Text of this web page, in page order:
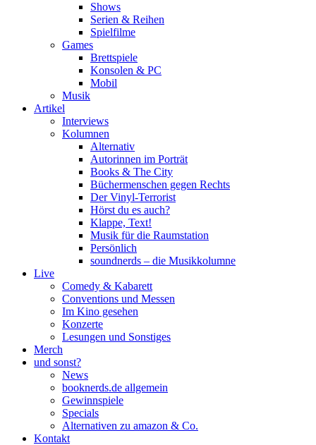
Shows
Serien & Reihen
Spielfilme
Games
Brettspiele
Konsolen & PC
Mobil
Musik
Artikel
Interviews
Kolumnen
Alternativ
Autorinnen im Porträt
Books & The City
Büchermenschen gegen Rechts
Der Vinyl-Terrorist
Hörst du es auch?
Klappe, Text!
Musik für die Raumstation
Persönlich
soundnerds – die Musikkolumne
Live
Comedy & Kabarett
Conventions und Messen
Im Kino gesehen
Konzerte
Lesungen und Sonstiges
Merch
und sonst?
News
booknerds.de allgemein
Gewinnspiele
Specials
Alternativen zu amazon & Co.
Kontakt